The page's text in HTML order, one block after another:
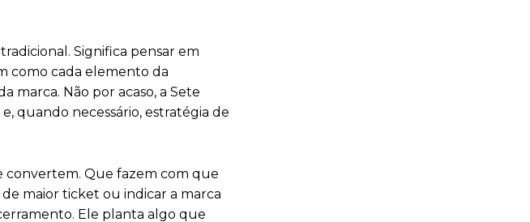
Significa pensar em
como cada elemento da
marca. Não por acaso, a Sete
quando necessário, estratégia de
convertem. Que fazem com que
maior ticket ou indicar a marca
Ele planta algo que